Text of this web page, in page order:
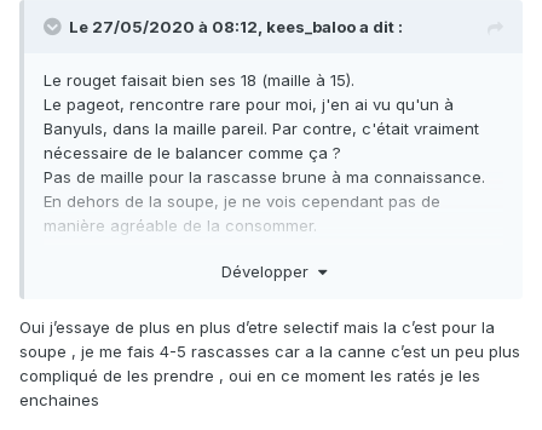
Le 27/05/2020 à 08:12, kees_balooa dit :
Le rouget faisait bien ses 18 (maille à 15).
Le pageot, rencontre rare pour moi, j'en ai vu qu'un à
Banyuls, dans la maille pareil. Par contre, c'était vraiment
nécessaire de le balancer comme ça ?
Pas de maille pour la rascasse brune à ma connaissance.
En dehors de la soupe, je ne vois cependant pas de
manière agréable de la consommer.
Pêche correcte, mais tu peux commencer à élever le
niveau de prises. Qualité avant la quantité.
Je vois qu'on a la même capacité à tirer à côté des sars?
Développer
Oui j’essaye de plus en plus d’etre selectif mais la c’est pour la
soupe , je me fais 4-5 rascasses car a la canne c’est un peu plus
compliqué de les prendre , oui en ce moment les ratés je les
enchaines